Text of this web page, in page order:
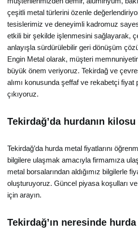
çeşitli metal türlerini özenle
tesislerimiz ve deneyimli kadromuz
etkili bir şekilde işlenmesini sağlayarak,
anlayışla sürdürülebilir geri dönüşüm
Engin Metal olarak, müşteri
büyük önem veriyoruz. Tekirdağ ve
alımı konusunda şeffaf ve rekabetçi fiyat
çıkıyoruz.
Tekirdağ’da hurdanın
Tekirdağ’da hurda metal fiyatlarını
bilgilere ulaşmak amacıyla firmamıza
metal borsalarından aldığımız bilgilerle
oluşturuyoruz. Güncel piyasa koşulları
için arayın.
Tekirdağ’ın neresinde